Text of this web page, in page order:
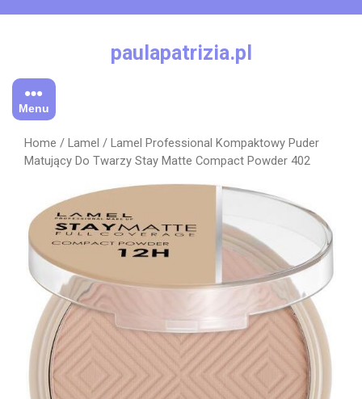
paulapatrizia.pl
Menu
Home / Lamel / Lamel Professional Kompaktowy Puder
Matujący Do Twarzy Stay Matte Compact Powder 402